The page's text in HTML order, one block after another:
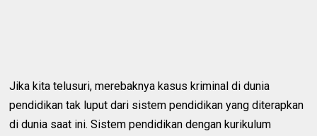
Jika kita telusuri, merebaknya kasus kriminal di dunia
pendidikan tak luput dari sistem pendidikan yang diterapkan
di dunia saat ini. Sistem pendidikan dengan kurikulum